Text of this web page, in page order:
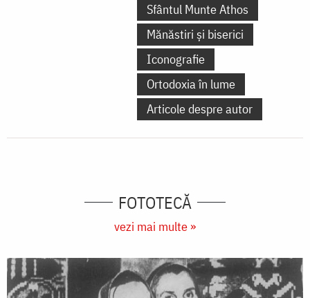
Sfântul Munte Athos
Mănăstiri și biserici
Iconografie
Ortodoxia în lume
Articole despre autor
FOTOTECĂ
vezi mai multe »